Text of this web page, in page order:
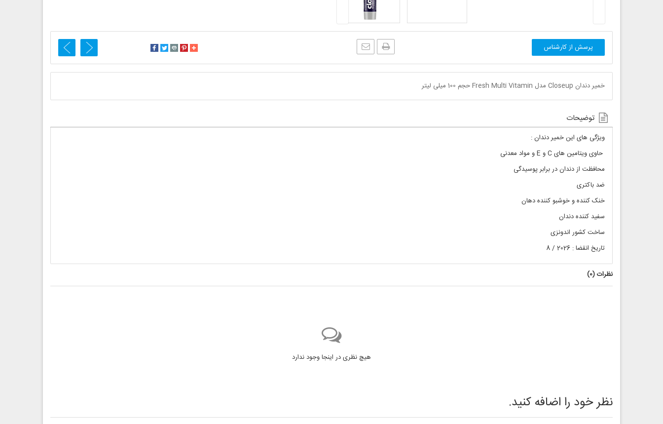
پرسش از کارشناس
خمیر دندان Closeup مدل Fresh Multi Vitamin حجم 100 میلی لیتر
توضیحات
ویژگی های این خمیر دندان :
حاوی ویتامین های C و E و مواد معدنی
محافظت از دندان در برابر پوسیدگی
ضد باکتری
خنک کننده و خوشبو کننده دهان
سفید کننده دندان
ساخت کشور اندونزی
تاریخ انقضا : 2026 / 8
نظرات (0
)
هیچ نظری در اینجا وجود ندارد
نظر خود را اضافه کنید.